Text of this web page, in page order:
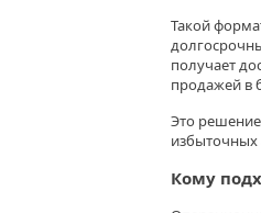
Такой
получает
продажей в
Это
избыточных
Кому